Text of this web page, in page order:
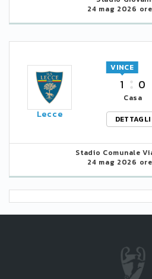
24 mag 2026
Lecce
1
VINCE
0
Casa
DETTAGLI
Stadio Comunale
24 mag 2026